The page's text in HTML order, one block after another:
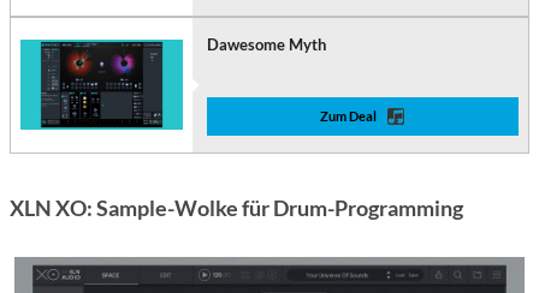
Dawesome Myth
Zum Deal
XLN XO: Sample-Wolke für Drum-Programming